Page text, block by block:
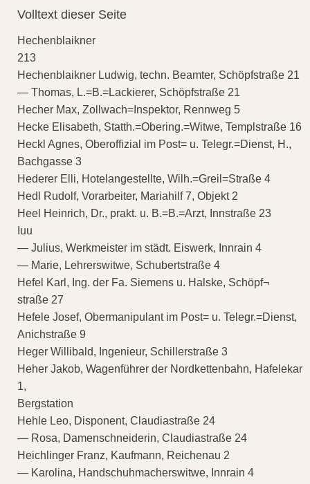
Volltext dieser Seite
Hechenblaikner
213
Hechenblaikner Ludwig, techn. Beamter, Schöpfstraße 21
— Thomas, L.=B.=Lackierer, Schöpfstraße 21
Hecher Max, Zollwach=Inspektor, Rennweg 5
Hecke Elisabeth, Statth.=Obering.=Witwe, Templstraße 16
Heckl Agnes, Oberoffizial im Post= u. Telegr.=Dienst, H.,
Bachgasse 3
Hederer Elli, Hotelangestellte, Wilh.=Greil=Straße 4
Hedl Rudolf, Vorarbeiter, Mariahilf 7, Objekt 2
Heel Heinrich, Dr., prakt. u. B.=B.=Arzt, Innstraße 23
Iuu
— Julius, Werkmeister im städt. Eiswerk, Innrain 4
— Marie, Lehrerswitwe, Schubertstraße 4
Hefel Karl, Ing. der Fa. Siemens u. Halske, Schöpf¬
straße 27
Hefele Josef, Obermanipulant im Post= u. Telegr.=Dienst,
Anichstraße 9
Heger Willibald, Ingenieur, Schillerstraße 3
Heher Jakob, Wagenführer der Nordkettenbahn, Hafelekar
1,
Bergstation
Hehle Leo, Disponent, Claudiastraße 24
— Rosa, Damenschneiderin, Claudiastraße 24
Heichlinger Franz, Kaufmann, Reichenau 2
— Karolina, Handschuhmacherswitwe, Innrain 4